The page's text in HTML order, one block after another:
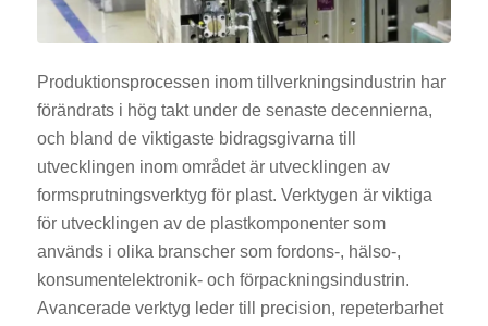
Produktionsprocessen inom tillverkningsindustrin har
förändrats i hög takt under de senaste decennierna,
och bland de viktigaste bidragsgivarna till
utvecklingen inom området är utvecklingen av
formsprutningsverktyg för plast. Verktygen är viktiga
för utvecklingen av de plastkomponenter som
används i olika branscher som fordons-, hälso-,
konsumentelektronik- och förpackningsindustrin.
Avancerade verktyg leder till precision, repeterbarhet